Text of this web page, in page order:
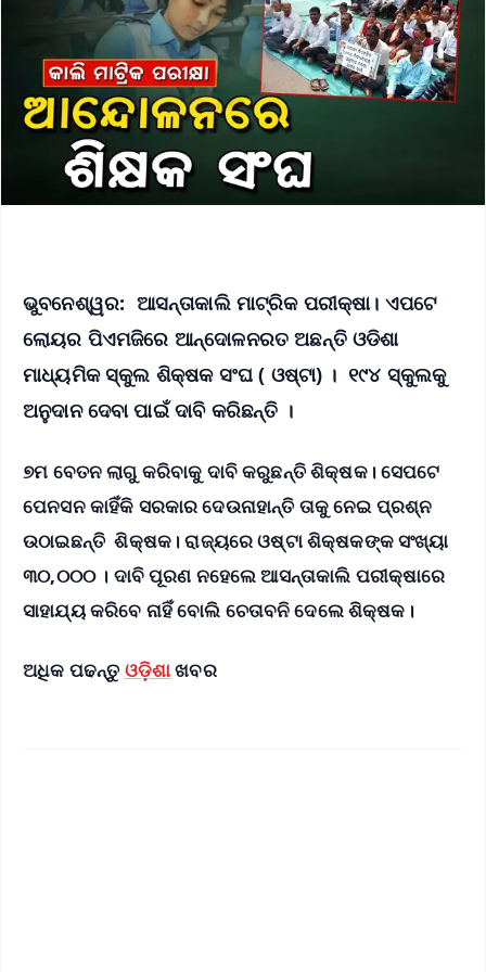
ଭୁବନେଶ୍ୱର: ଆସନ୍ତାକାଲି ମାଟ୍ରିକ ପରୀକ୍ଷା। ଏପଟେ
ଲୋୟର ପିଏମଜିରେ ଆନ୍ଦୋଳନରତ ଅଛନ୍ତି ଓଡିଶା
ମାଧ୍ୟମିକ ସ୍କୁଲ ଶିକ୍ଷକ ସଂଘ ( ଓଷ୍ଟା) । ୧୯୪ ସ୍କୁଲକୁ
ଅନୁଦାନ ଦେବା ପାଇଁ ଦାବି କରିଛନ୍ତି ।
୭ମ ବେତନ ଲାଗୁ କରିବାକୁ ଦାବି କରୁଛନ୍ତି ଶିକ୍ଷକ। ସେପଟେ
ପେନସନ କାହିଁକି ସରକାର ଦେଉନାହାନ୍ତି ତାକୁ ନେଇ ପ୍ରଶ୍ନ
ଉଠାଇଛନ୍ତି ଶିକ୍ଷକ। ରାଜ୍ୟରେ ଓଷ୍ଟା ଶିକ୍ଷକଙ୍କ ସଂଖ୍ୟା
୩୦,୦୦୦ । ଦାବି ପୂରଣ ନହେଲେ ଆସନ୍ତାକାଲି ପରୀକ୍ଷାରେ
ସାହାଯ୍ୟ କରିବେ ନାହିଁ ବୋଲି ଚେତାବନି ଦେଲେ ଶିକ୍ଷକ।
ଅଧିକ ପଢନ୍ତୁ ଓଡ଼ିଶାଖବର